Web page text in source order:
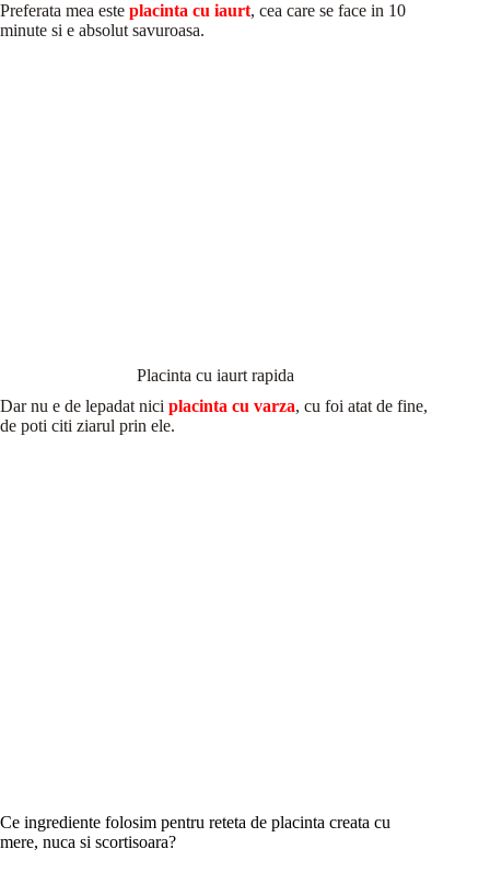
Preferata mea este placinta cu iaurt, cea care se face in 10
minute si e absolut savuroasa.
Placinta cu iaurt rapida
Dar nu e de lepadat nici placinta cu varza, cu foi atat de fine,
de poti citi ziarul prin ele.
Ce ingrediente folosim pentru reteta de placinta creata cu
mere, nuca si scortisoara?